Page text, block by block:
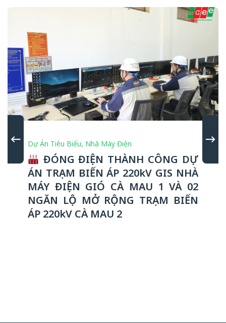
Dự Án Tiêu Biểu, Nhà Máy Điện
ĐÓNG ĐIỆN THÀNH CÔNG DỰ
ÁN TRẠM BIẾN ÁP 220kV GIS NHÀ
MÁY ĐIỆN GIÓ CÀ MAU 1 VÀ 02
NGĂN LỘ MỞ RỘNG TRẠM BIẾN
ÁP 220kV CÀ MAU 2